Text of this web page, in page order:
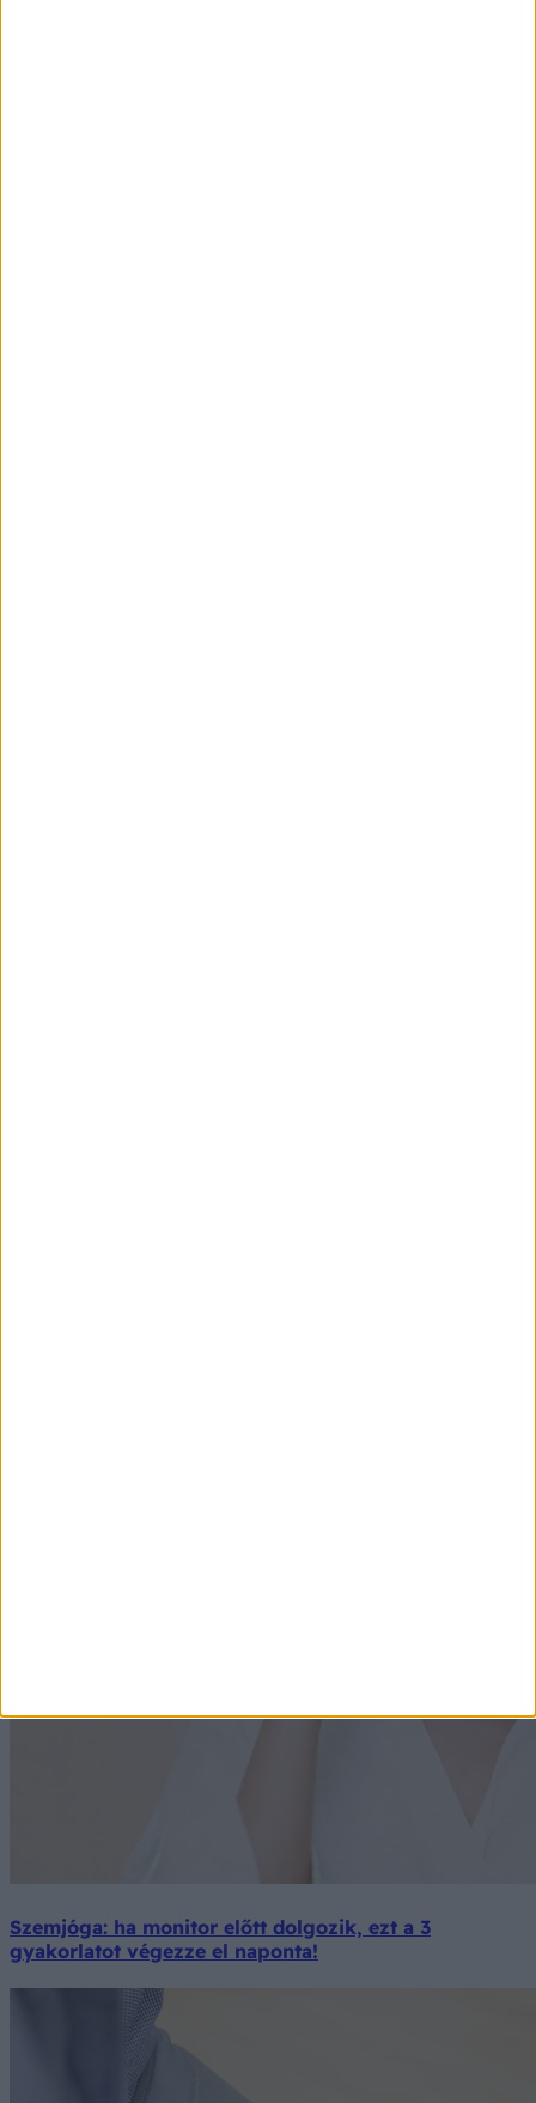
Szemjóga: ha monitor előtt dolgozik, ezt a 3
gyakorlatot végezze el naponta!